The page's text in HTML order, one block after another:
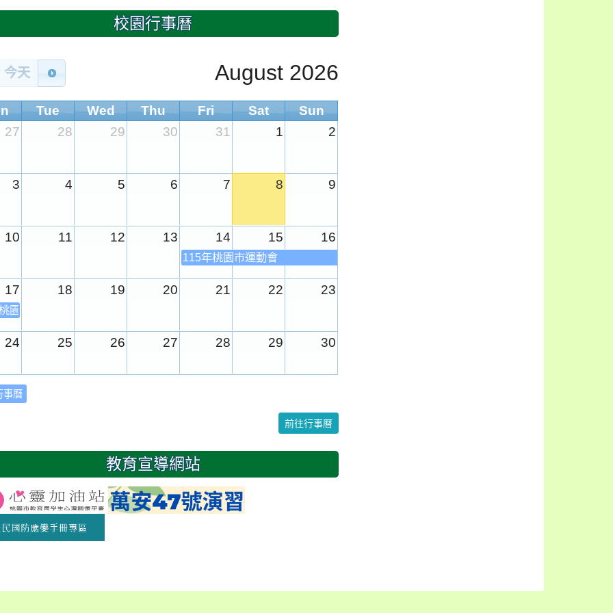
校園行事曆
今天 August 2026
Tue Wed Thu Fri Sat
Sun
27
28 29 30 31 1 2
3 4 5 6 7 8 9
10 11 12 13 14 15 16
115年桃園市運動會
17 18 19 20 21 22 23
園市運動會
24 25 26 27 28 29 30
31
事曆
前往行事曆
教育宣導網站